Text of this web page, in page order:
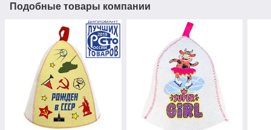
Подобные товары компании